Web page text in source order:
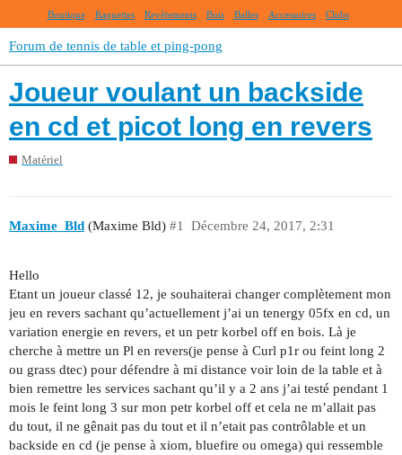
Boutique Raquettes Revêtements Bois Balles Accessoires Clubs
Forum de tennis de table et ping-pong
Joueur voulant un backside
en cd et picot long en revers
Matériel
Maxime_Bld (Maxime Bld) Décembre 24, 2017, 2:31
#1
Hello
Etant un joueur classé 12, je souhaiterai changer complètement mon
jeu en revers sachant qu’actuellement j’ai un tenergy 05fx en cd, un
variation energie en revers, et un petr korbel off en bois. Là je
cherche à mettre un Pl en revers(je pense à Curl p1r ou feint long 2
ou grass dtec) pour défendre à mi distance voir loin de la table et à
bien remettre les services sachant qu’il y a 2 ans j’ai testé pendant 1
mois le feint long 3 sur mon petr korbel off et cela ne m’allait pas
du tout, il ne gênait pas du tout et il n’etait pas contrôlable et un
backside en cd (je pense à xiom, bluefire ou omega) qui ressemble